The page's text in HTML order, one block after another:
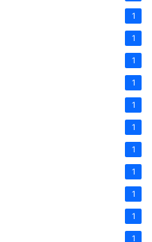
1
1
1
1
1
1
1
1
1
1
1